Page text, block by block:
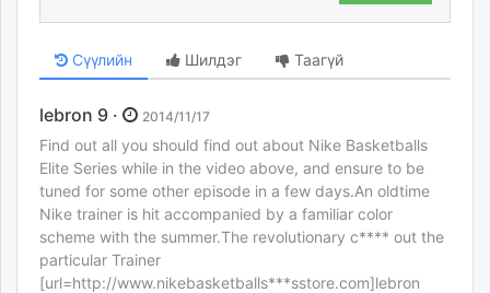
Сүүлийн Шилдэг Таагүй
lebron 9 · 2014/11/17
Find out all you should find out about Nike Basketballs
Elite Series while in the video above, and ensure to be
tuned for some other episode in a few days.An oldtime
Nike trainer is hit accompanied by a familiar color
scheme with the summer.The revolutionary c**** out the
particular Trainer
[url=http://www.nikebasketballs***sstore.com]lebron